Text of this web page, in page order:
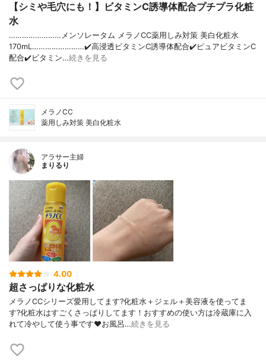
【シミや毛穴にも！】ビタミンC誘導体配合プチプラ化粧
水
……………………メンソレータム メラノCC薬用しみ対策 美白化粧水
170mL……………………✔️高浸透ビタミンC誘導体配合✔️ピュアビタミンC
配合✔️ビタミン…続きを見る
メラノCC
薬用しみ対策 美白化粧水
アラサー主婦
まりるり
4.00
超さっぱりな化粧水
メラノCCシリーズ愛用してます?化粧水＋ジェル＋美容液を使ってま
す?化粧水はすごくさっぱりしてます！おすすめの使い方は冷蔵庫に入
れて冷やして使う事です❤️お風呂…続きを見る